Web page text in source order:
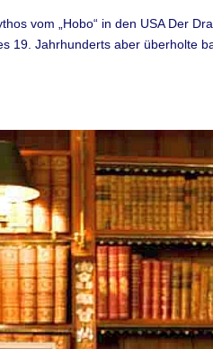
vom „Hobo“ in den USA Der
19. Jahrhunderts aber überholte